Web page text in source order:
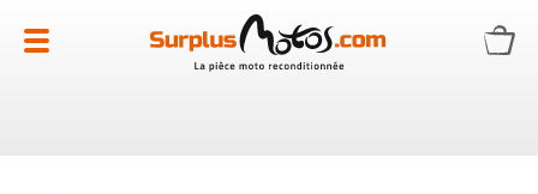
au
contenu